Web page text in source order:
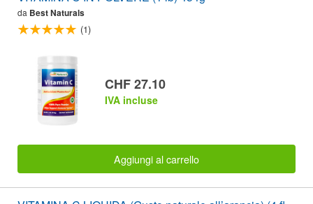
da Best Naturals
(1)
CHF 27.10
IVA incluse
Aggiungi al carrello